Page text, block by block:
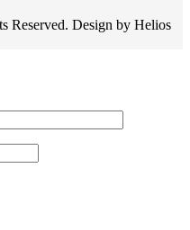
Design by Helios